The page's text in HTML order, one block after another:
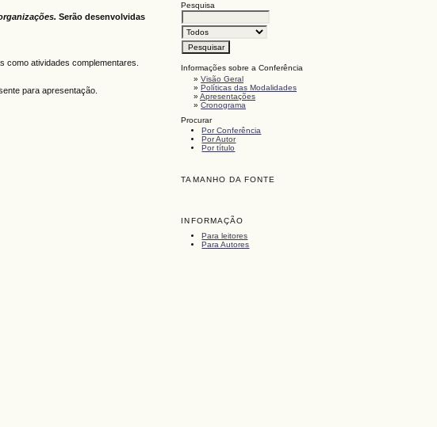
Pesquisa
Informações sobre a Conferência
»Visão Geral
»Políticas das Modalidades
»Apresentações
»Cronograma
Procurar
Por Conferência
Por Autor
Por título
TAMANHO DA FONTE
INFORMAÇÃO
Para leitores
Para Autores
Serão desenvolvidas
como atividades complementares.
para apresentação.